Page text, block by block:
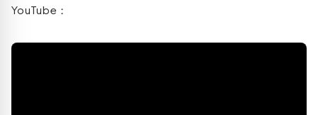
YouTube：